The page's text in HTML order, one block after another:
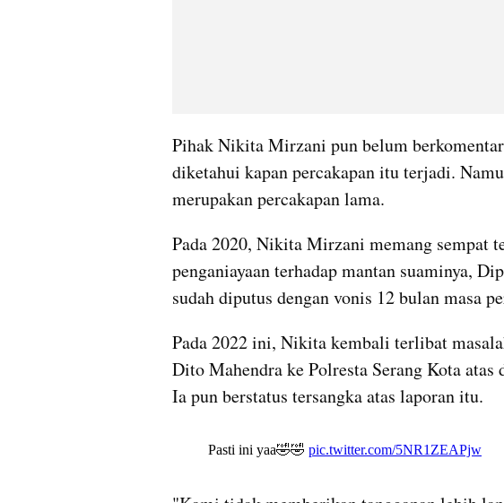
Pihak Nikita Mirzani pun belum
diketahui kapan percakapan itu terjadi.
merupakan percakapan lama.
Pada 2020, Nikita Mirzani memang sempat
penganiayaan terhadap mantan suaminya,
sudah diputus dengan vonis 12 bulan masa
Pada 2022 ini, Nikita kembali terlibat
Dito Mahendra ke Polresta Serang Kota atas
Ia pun berstatus tersangka atas laporan itu.
X post